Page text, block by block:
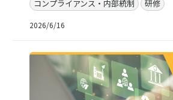
コンプライアンス・内部統制 研修
2026/6/16